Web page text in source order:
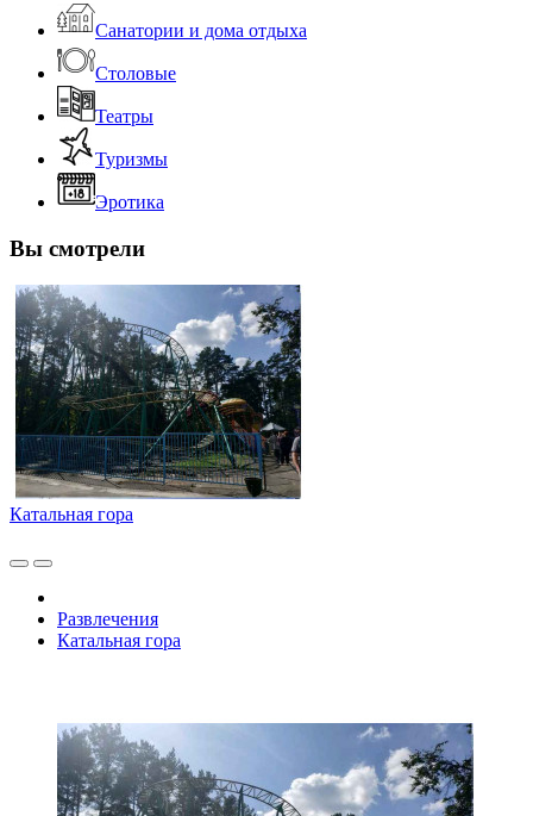
Санатории и дома отдыха
Столовые
Театры
Туризмы
Эротика
Вы смотрели
Катальная гора
Развлечения
Катальная гора